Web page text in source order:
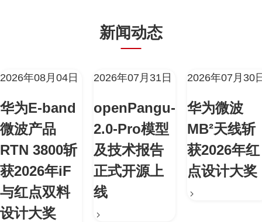
新闻动态
2026年08月04日
华为E-band
微波产品
RTN 3800斩
获2026年iF
与红点双料
设计大奖
2026年07月31日
openPangu-
2.0-Pro模型
及技术报告
正式开源上
线
2026年07月30
华为微波
MB²天线斩
获2026年红
点设计大奖